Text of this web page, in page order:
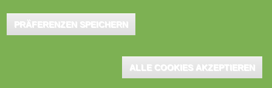
Die Arbeitswelt verändert sich schneller als je zuvor. Künstliche
und was heute als Kernkompetenz gilt, kann morgen
automatisiert sein. L&D-Abteilungen stehen vor einer
PRÄFERENZEN SPEICHERN
ALLE COOKIES AKZEPTIEREN